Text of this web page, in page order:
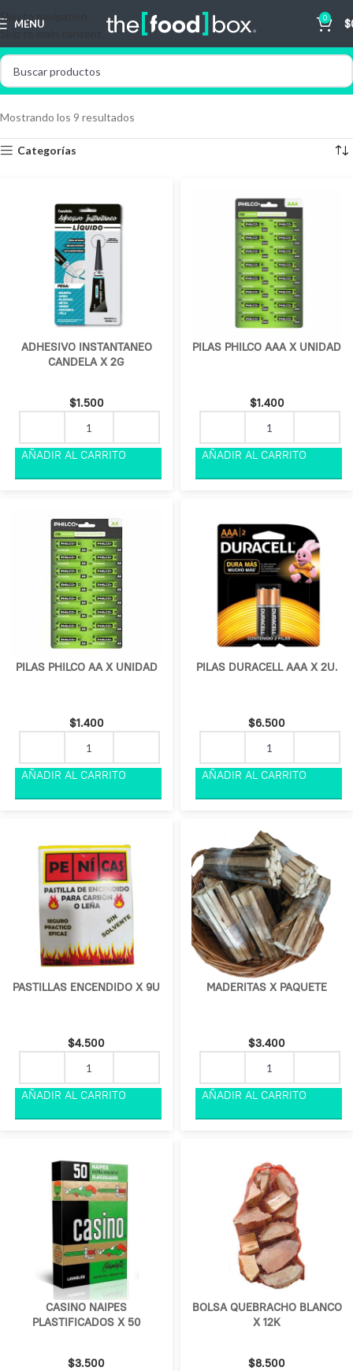
Skip to navigation
Skip to main content
MENU 0 $
Mostrando los 9 resultados
Categorías
ADHESIVO INSTANTANEO
CANDELA X 2G
$1.500
PILAS PHILCO AAA X UNIDAD
$1.400
PILAS PHILCO AA X UNIDAD
$1.400
PILAS DURACELL AAA X 2U.
$6.500
PASTILLAS ENCENDIDO X 9U
$4.500
MADERITAS X PAQUETE
$3.400
CASINO NAIPES
PLASTIFICADOS X 50
$3.500
BOLSA QUEBRACHO BLANCO
X 12K
$8.500